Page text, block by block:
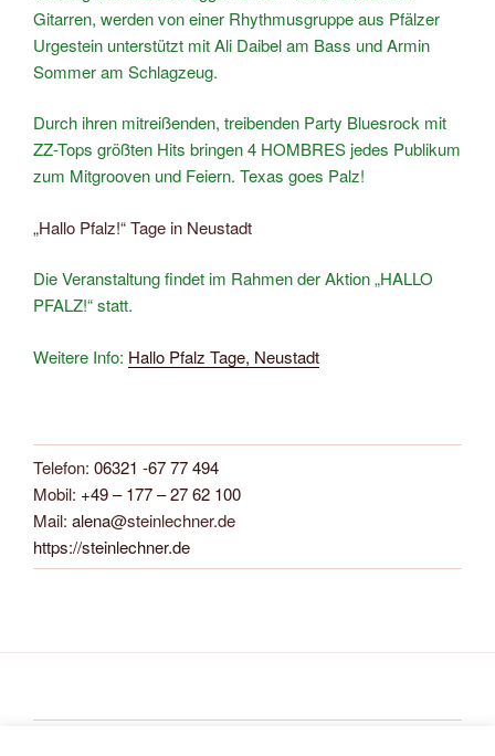
Gitarren, werden von einer Rhythmusgruppe aus Pfälzer
Urgestein unterstützt mit Ali Daibel am Bass und Armin
Sommer am Schlagzeug.
Durch ihren mitreißenden, treibenden Party Bluesrock mit
ZZ-Tops größten Hits bringen 4 HOMBRES jedes Publikum
zum Mitgrooven und Feiern. Texas goes Palz!
„Hallo Pfalz!“ Tage in Neustadt
Die Veranstaltung findet im Rahmen der Aktion „HALLO
PFALZ!“ statt.
Weitere Info: Hallo Pfalz Tage, Neustadt
Telefon: 06321 -67 77 494
Mobil: +49 – 177 – 27 62 100
Mail: alena@steinlechner.de
https://steinlechner.de